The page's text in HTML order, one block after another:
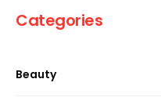
Categories
Beauty